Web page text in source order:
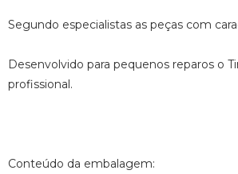
Segundo especialistas as peças com
Desenvolvido para pequenos reparos o
profissional.
Conteúdo da embalagem: